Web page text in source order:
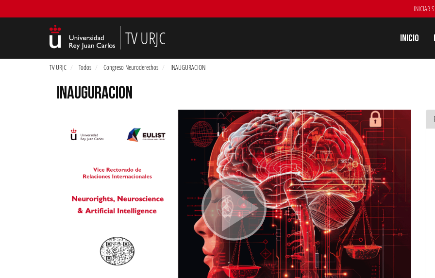
INICIAR
TV URJC Inicio
TV URJC Todos Congreso Neuroderechos INAUGURACION
INAUGURACION